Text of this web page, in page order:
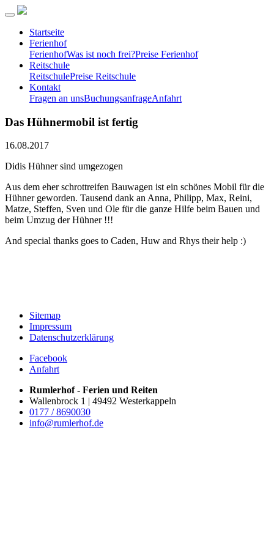
Startseite
Ferienhof
FerienhofWas ist noch frei?Preise Ferienhof
Reitschule
ReitschulePreise Reitschule
Kontakt
Fragen an unsBuchungsanfrageAnfahrt
Das Hühnermobil ist fertig
16.08.2017
Didis Hühner sind umgezogen
Aus dem eher schrottreifen Bauwagen ist ein schönes Mobil für die
Hühner geworden. Tausend dank an Anna, Philipp, Max, Reini,
Matze, Steffen, Sven und Ole für die ganze Hilfe beim Bauen und
beim Umzug der Hühner !!!
And special thanks goes to Caden, Huw and Rhys their help :)
Sitemap
Impressum
Datenschutzerklärung
Facebook
Anfahrt
Rumlerhof - Ferien und Reiten
Wallenbrock 1 | 49492 Westerkappeln
0177 / 8690030
info@rumlerhof.de